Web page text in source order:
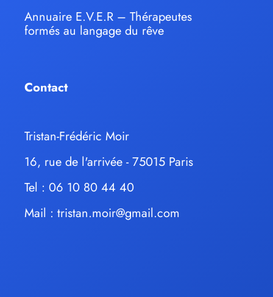
Annuaire E.V.E.R – Thérapeutes
formés au langage du rêve
Contact
Tristan-Frédéric Moir
16, rue de l'arrivée - 75015 Paris
Tel : 06 10 80 44 40
Mail : tristan.moir@gmail.com